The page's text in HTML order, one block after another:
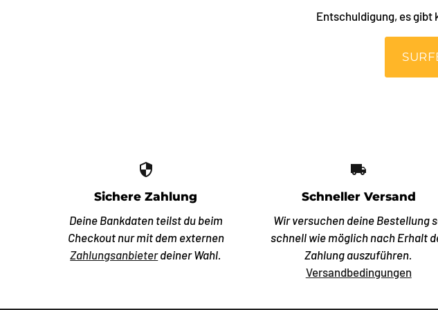
Entschuldigung, es gibt
security
Sichere Zahlung
Deine Bankdaten teilst du beim
Checkout nur mit dem externen
Zahlungsanbieterdeiner Wahl.
local_shipping
Schneller Versand
Wir versuchen deine Bestellung
schnell wie möglich nach Erhalt
Zahlung auszuführen.
Versandbedingungen